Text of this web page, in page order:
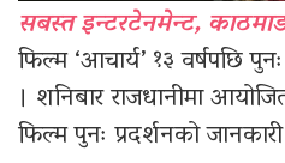
सबस्त इन्टरटेनमेन्ट,
फिल्म ‘आचार्य’ १३ वर्षपछि
। शनिबार राजधानीमा
फिल्म पुनः प्रदर्शनको